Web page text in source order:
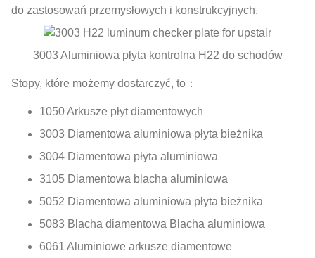
do zastosowań przemysłowych i konstrukcyjnych.
3003 Aluminiowa płyta kontrolna H22 do schodów
Stopy, które możemy dostarczyć, to：
1050 Arkusze płyt diamentowych
3003 Diamentowa aluminiowa płyta bieżnika
3004 Diamentowa płyta aluminiowa
3105 Diamentowa blacha aluminiowa
5052 Diamentowa aluminiowa płyta bieżnika
5083 Blacha diamentowa Blacha aluminiowa
6061 Aluminiowe arkusze diamentowe